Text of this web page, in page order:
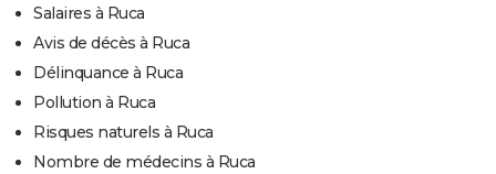
Salaires à Ruca
Avis de décès à Ruca
Délinquance à Ruca
Pollution à Ruca
Risques naturels à Ruca
Nombre de médecins à Ruca